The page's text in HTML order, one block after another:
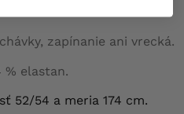
zapínanie ani vrecká.
% elastan.
52/54 a meria 174 cm.